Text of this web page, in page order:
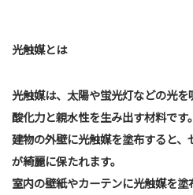
光触媒とは
光触媒は、太陽や蛍光灯などの光
酸化力と親水性を生み出す材料です。
建物の外壁に光触媒を塗布すると
が綺麗に保たれます。
室内の壁紙やカーテンに光触媒を